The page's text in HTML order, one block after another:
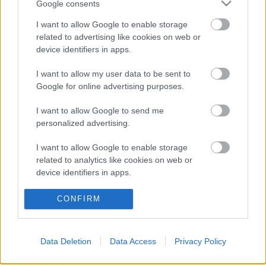
Google consents
I want to allow Google to enable storage
related to advertising like cookies on web or
device identifiers in apps.
I want to allow my user data to be sent to
Google for online advertising purposes.
I want to allow Google to send me
personalized advertising.
I want to allow Google to enable storage
related to analytics like cookies on web or
device identifiers in apps.
I want to allow Google to enable storage
related to functionality of the website or app.
related to personalization.
CONFIRM
Data Deletion Data Access Privacy Policy
Forrás:Marosvásárhelyi Színházművészeti Egyetem
Akárki a Dóm téren
Sodró Eliza: "Színészként a katarzist nem
tudjuk garantálni"